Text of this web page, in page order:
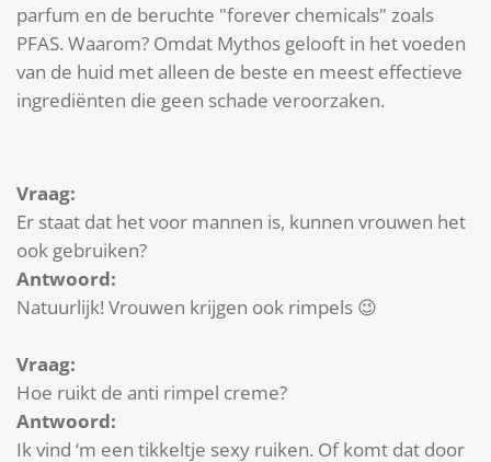
parfum en de beruchte "forever chemicals" zoals
PFAS. Waarom? Omdat Mythos gelooft in het voeden
van de huid met alleen de beste en meest effectieve
ingrediënten die geen schade veroorzaken.
Vraag:
Er staat dat het voor mannen is, kunnen vrouwen het
ook gebruiken?
Antwoord:
Natuurlijk! Vrouwen krijgen ook rimpels 😉
Vraag:
Hoe ruikt de anti rimpel creme?
Antwoord:
Ik vind ‘m een tikkeltje sexy ruiken. Of komt dat door